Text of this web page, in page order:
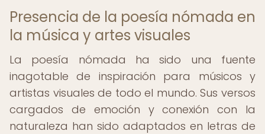
Presencia de la poesía nómada en
la música y artes visuales
La poesía nómada ha sido una fuente
inagotable de inspiración para músicos y
artistas visuales de todo el mundo. Sus versos
cargados de emoción y conexión con la
naturaleza han sido adaptados en letras de